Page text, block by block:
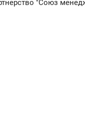
"Союз